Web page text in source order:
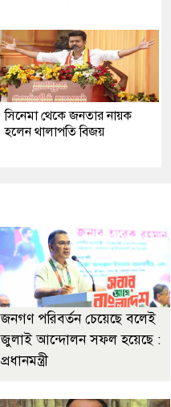
সিনেমা থেকে জনতার নায়ক
হলেন থালাপতি বিজয়
জনগণ পরিবর্তন চেয়েছে বলেই
জুলাই আন্দোলন সফল হয়েছে :
প্রধানমন্ত্রী